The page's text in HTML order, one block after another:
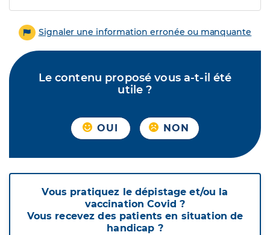
Signaler une information erronée ou manquante
Le contenu proposé vous a-t-il été
utile ?
OUI NON
Vous pratiquez le dépistage et/ou la
vaccination Covid ?
Vous recevez des patients en situation de
handicap ?